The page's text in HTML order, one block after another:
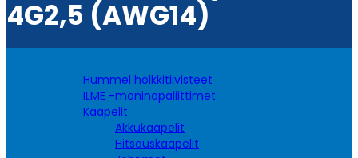
4G2,5 (AWG14)
Hummel holkkitiivisteet
ILME -moninapaliittimet
Kaapelit
Akkukaapelit
Hitsauskaapelit